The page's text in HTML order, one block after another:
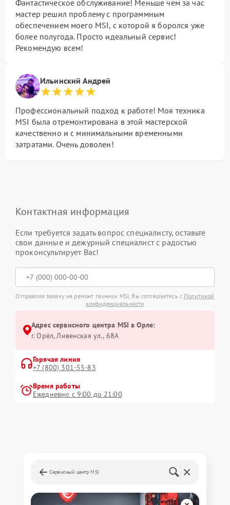
Фантастическое обслуживание! Меньше чем за час
мастер решил проблему с программным
обеспечением моего MSI, с которой я боролся уже
более полугода. Просто идеальный сервис!
Рекомендую всем!
Ильинский Андрей
Профессиональный подход к работе! Моя техника
MSI была отремонтирована в этой мастерской
качественно и с минимальными временными
затратами. Очень доволен!
Контактная информация
Если требуется задать вопрос специалисту, оставьте
свои данные и дежурный специалист с радостью
проконсультирует Вас!
Отправляя заявку на ремонт техники MSI, Вы соглашаетесь с Политикой
конфиденциальности
Адрес сервисного центра MSI в Орле:
г. Орёл, Ливенская ул., 68А
Горячая линия
+7 (800) 301-55-83
Время работы
Ежедневно с 9:00 до 21:00
Сервисный центр MSI